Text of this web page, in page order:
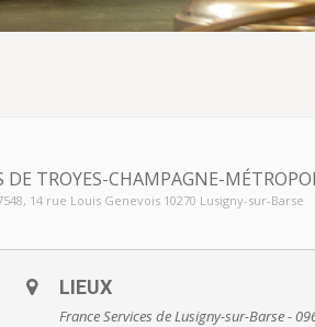
DE TROYES-CHAMPAGNE-
, 14 rue Louis Genevois 10270 Lusigny-sur-Barse
LIEUX
France Services de Lusigny-sur-Barse -